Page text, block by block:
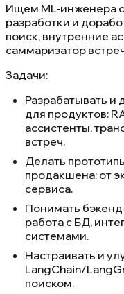
Ищем ML-инженера
разработки и
поиск, внутренние
саммаризатор
Задачи:
Разрабатывать
для продуктов:
ассистенты,
встреч.
Делать
продакшена: от
сервиса.
Понимать
работа с БД,
системами.
Настраивать и
LangChain/
поиском.